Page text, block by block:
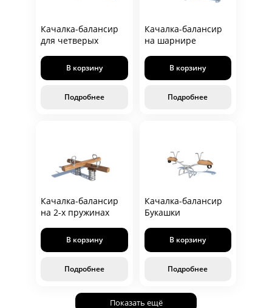
Качалка-балансир
для четверых
В корзину
Подробнее
Качалка-балансир
на шарнире
В корзину
Подробнее
Качалка-балансир
на 2-х пружинах
В корзину
Подробнее
Качалка-балансир
Букашки
В корзину
Подробнее
Показать ещё